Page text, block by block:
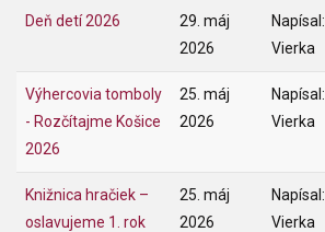
Deň detí 2026
29. máj
2026
Napísal:
Vierka
Výhercovia tomboly
- Rozčítajme Košice
2026
25. máj
2026
Napísal:
Vierka
Knižnica hračiek –
oslavujeme 1. rok
25. máj
2026
Napísal:
Vierka